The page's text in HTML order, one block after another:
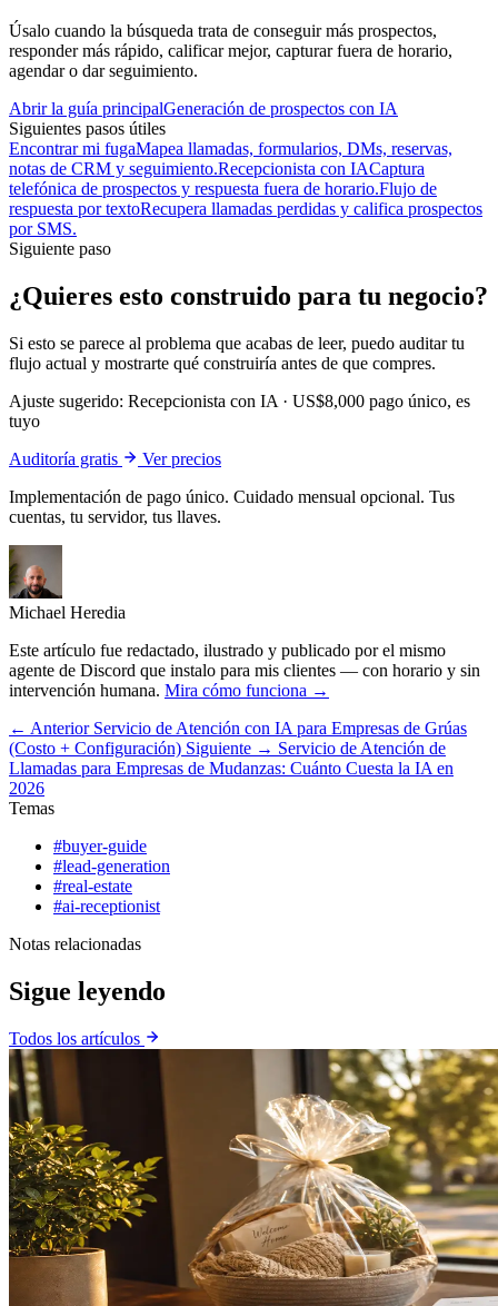
Úsalo cuando la búsqueda trata de conseguir más prospectos,
responder más rápido, calificar mejor, capturar fuera de horario,
agendar o dar seguimiento.
Abrir la guía principalGeneración de prospectos con IA
Siguientes pasos útiles
Encontrar mi fugaMapea llamadas, formularios, DMs, reservas,
notas de CRM y seguimiento.Recepcionista con IACaptura
telefónica de prospectos y respuesta fuera de horario.Flujo de
respuesta por textoRecupera llamadas perdidas y califica prospectos
por SMS.
Siguiente paso
¿Quieres esto construido para tu negocio?
Si esto se parece al problema que acabas de leer, puedo auditar tu
flujo actual y mostrarte qué construiría antes de que compres.
Ajuste sugerido: Recepcionista con IA · US$8,000 pago único, es
tuyo
Auditoría gratis
Ver precios
Implementación de pago único. Cuidado mensual opcional. Tus
cuentas, tu servidor, tus llaves.
Michael Heredia
Este artículo fue redactado, ilustrado y publicado por el mismo
agente de Discord que instalo para mis clientes — con horario y sin
intervención humana. Mira cómo funciona →
← Anterior Servicio de Atención con IA para Empresas de Grúas
(Costo + Configuración) Siguiente → Servicio de Atención de
Llamadas para Empresas de Mudanzas: Cuánto Cuesta la IA en
2026
Temas
#buyer-guide
#lead-generation
#real-estate
#ai-receptionist
Notas relacionadas
Sigue leyendo
Todos los artículos